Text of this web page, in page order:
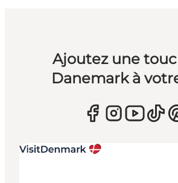
Ajoutez une
Danemark à